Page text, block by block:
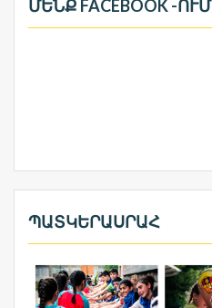
ՄԵՆՔ FACEBOOK -ՈՒՄ
ՊԱՏԿԵՐԱՍՐԱՀ